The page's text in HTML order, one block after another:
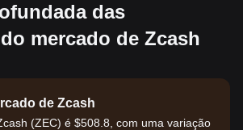
das
mercado de Zcash
de Zcash
(ZEC) é $508.8, com uma variação